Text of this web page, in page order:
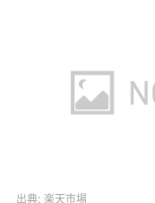
出典: 楽天市場